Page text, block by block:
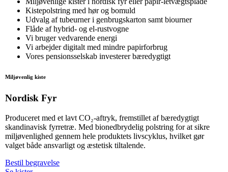
Kistepolstring med hør og bomuld
Udvalg af tubeurner i genbrugskarton samt biourner
Flåde af hybrid- og el-rustvogne
Vi bruger vedvarende energi
Vi arbejder digitalt med mindre papirforbrug
Vores pensionsselskab investerer bæredygtigt
Miljøvenlig kiste
Nordisk Fyr
Produceret med et lavt CO₂-aftryk, fremstillet af bæredygtigt
skandinavisk fyrretræ. Med bionedbrydelig polstring for at sikre
miljøvenlighed gennem hele produktets livscyklus, hvilket gør
valget både ansvarligt og æstetisk tiltalende.
Bestil begravelse